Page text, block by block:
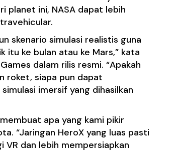
planet ini, NASA dapat lebih
skenario simulasi realistis guna
itu ke bulan atau ke Mars,” kata
dalam rilis resmi. “Apakah
roket, siapa pun dapat
imersif yang dihasilkan
apa yang kami pikir
“Jaringan HeroX yang luas pasti
dan lebih mempersiapkan